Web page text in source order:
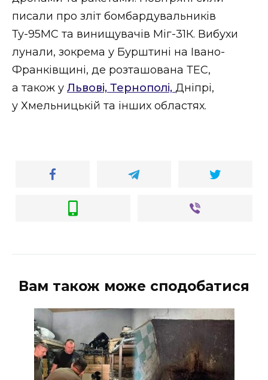
писали про зліт бомбардувальників
Ту-95МС та винищувачів Міг-31К. Вибухи
лунали, зокрема у Бурштині на Івано-
Франківщині, де розташована ТЕС,
а також у Львові, Тернополі, Дніпрі,
у Хмельницькій та інших областях.
Вам також може сподобатися